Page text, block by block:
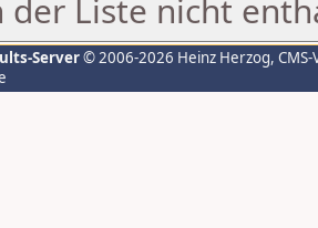
der Liste nicht
Server© 2006-2026 Heinz Herzog,